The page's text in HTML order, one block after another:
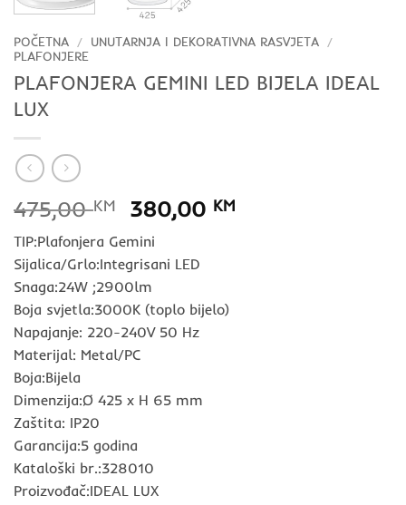
POČETNA / UNUTARNJA I DEKORATIVNA RASVJETA /
PLAFONJERE
PLAFONJERA GEMINI LED BIJELA IDEAL
LUX
475,00KM
Izvorna
cijena
bila
je:
475,00 KM.
380,00 KM
TIP:Plafonjera Gemini
Sijalica/Grlo:Integrisani LED
Snaga:24W ;2900lm
Boja svjetla:3000K (toplo bijelo)
Napajanje: 220-240V 50 Hz
Materijal: Metal/PC
Boja:Bijela
Dimenzija:Ø 425 x H 65 mm
Zaštita: IP20
Garancija:5 godina
Kataloški br.:328010
Proizvođač:IDEAL LUX